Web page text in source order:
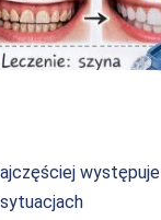
występuje